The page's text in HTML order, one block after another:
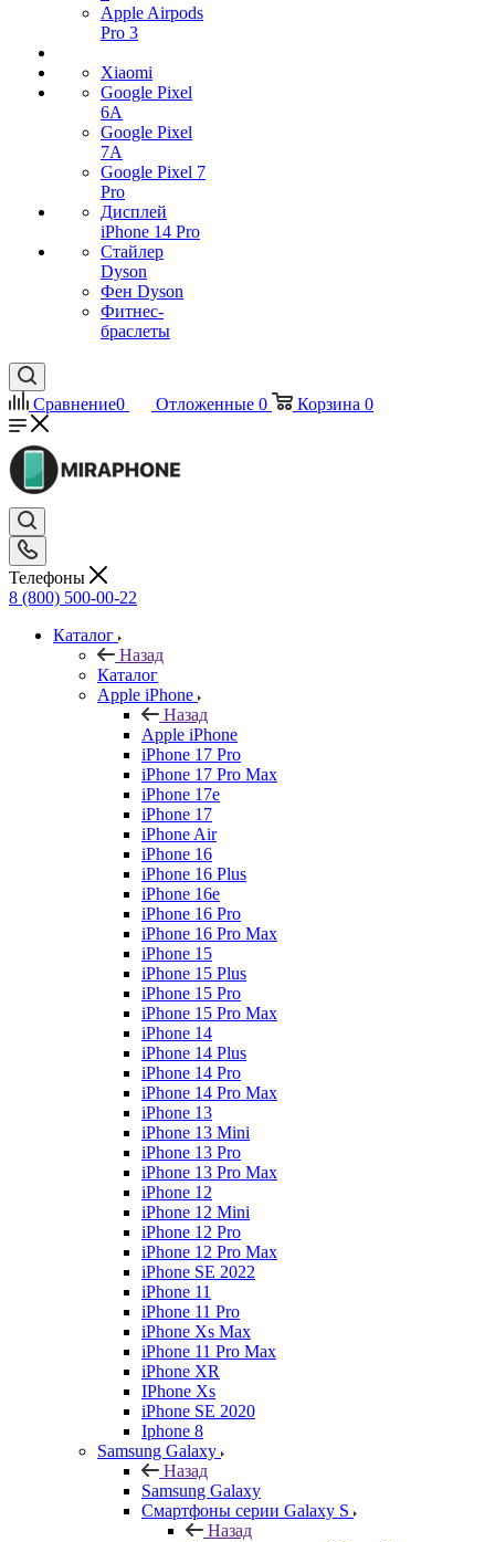
Apple Airpods
Pro 3
Xiaomi
Google Pixel
6A
Google Pixel
7А
Google Pixel 7
Pro
Дисплей
iPhone 14 Pro
Стайлер
Dyson
Фен Dyson
Фитнес-
браслеты
Сравнение0 Отложенные 0 Корзина 0
Телефоны
8 (800) 500-00-22
Каталог
Назад
Каталог
Apple iPhone
Назад
Apple iPhone
iPhone 17 Pro
iPhone 17 Pro Max
iPhone 17e
iPhone 17
iPhone Air
iPhone 16
iPhone 16 Plus
iPhone 16e
iPhone 16 Pro
iPhone 16 Pro Max
iPhone 15
iPhone 15 Plus
iPhone 15 Pro
iPhone 15 Pro Max
iPhone 14
iPhone 14 Plus
iPhone 14 Pro
iPhone 14 Pro Max
iPhone 13
iPhone 13 Mini
iPhone 13 Pro
iPhone 13 Pro Max
iPhone 12
iPhone 12 Mini
iPhone 12 Pro
iPhone 12 Pro Max
iPhone SE 2022
iPhone 11
iPhone 11 Pro
iPhone Xs Max
iPhone 11 Pro Max
iPhone XR
IPhone Xs
iPhone SE 2020
Iphone 8
Samsung Galaxy
Назад
Samsung Galaxy
Смартфоны серии Galaxy S
Назад